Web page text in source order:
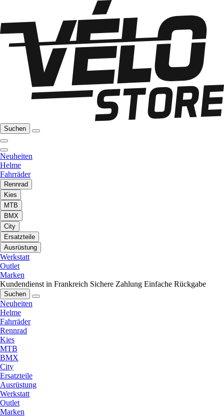
Suchen
Neuheiten
Helme
Fahrräder
Rennrad
Kies
MTB
BMX
City
Ersatzteile
Ausrüstung
Werkstatt
Outlet
Marken
Kundendienst in Frankreich Sichere Zahlung Einfache Rückgabe
Suchen
Neuheiten
Helme
Fahrräder
Rennrad
Kies
MTB
BMX
City
Ersatzteile
Ausrüstung
Werkstatt
Outlet
Marken